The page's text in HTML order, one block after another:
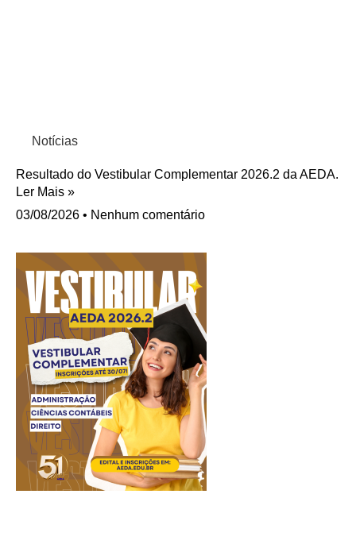
Notícias
Resultado do Vestibular Complementar 2026.2 da AEDA.
Ler Mais »
03/08/2026
Nenhum comentário